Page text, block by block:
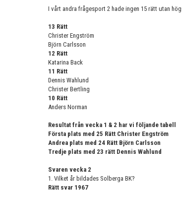
I vårt andra frågesport 2 hade ingen 15 rätt utan
13 Rätt
Christer Engström
Björn Carlsson
12 Rätt
Katarina Back
11 Rätt
Dennis Wahlund
Christer Bertling
10 Rätt
Anders Norman
Resultat från vecka 1 & 2 har vi följande tabell
Första plats med 25 Rätt Christer Engström
Andrea plats med 24 Rätt Björn Carlsson
Tredje plats med 23 rätt Dennis Wahlund
Svaren vecka 2
1. Vilket år bildades Solberga BK?
Rätt svar 1967